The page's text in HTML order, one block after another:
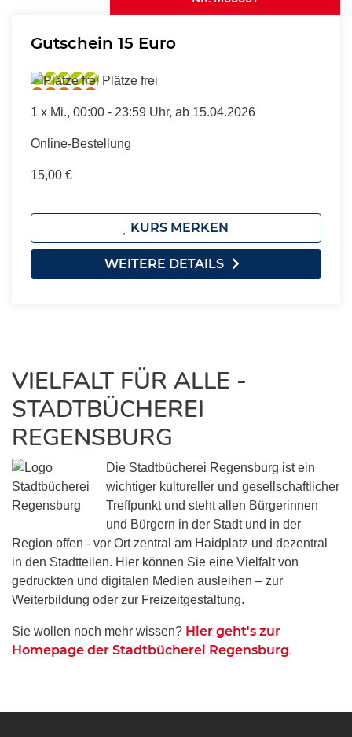
Gutschein 15 Euro
Plätze frei
1 x Mi., 00:00 - 23:59 Uhr, ab 15.04.2026
Online-Bestellung
15,00 €
KURS MERKEN
WEITERE DETAILS
VIELFALT FÜR ALLE -
STADTBÜCHEREI
REGENSBURG
Die Stadtbücherei Regensburg ist ein
wichtiger kultureller und gesellschaftlicher
Treffpunkt und steht allen Bürgerinnen
und Bürgern in der Stadt und in der
Region offen - vor Ort zentral am Haidplatz und dezentral
in den Stadtteilen. Hier können Sie eine Vielfalt von
gedruckten und digitalen Medien ausleihen – zur
Weiterbildung oder zur Freizeitgestaltung.
Sie wollen noch mehr wissen? Hier geht's zur
Homepage der Stadtbücherei Regensburg.